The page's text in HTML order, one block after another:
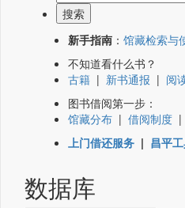
新手指南 ： 馆藏检索与
不知道看什么书？
古籍 | 新书通报 | 阅
图书借阅第一步：
馆藏分布 | 借阅制度 |
上门借还服务 | 昌平
数据库